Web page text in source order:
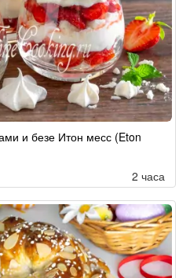
и безе Итон месс (Eton
2 часа